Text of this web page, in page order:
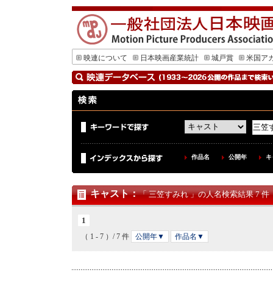
映連について 日本映画産業統計 城戸賞 米国ア
作品名 公開年
キャスト：「 三笠すみれ 」の人名検索結果 7 件
1
（ 1 - 7 ）/ 7 件 公開年▼ 作品名▼